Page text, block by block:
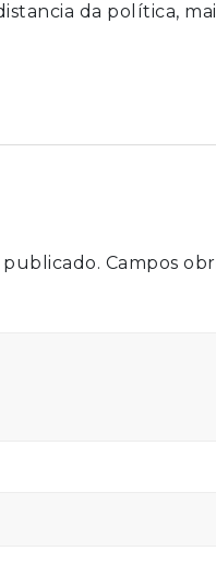
da política,
publicado. Campos